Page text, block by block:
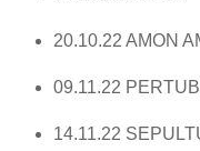
20.10.22 AMON
09.11.22
14.11.22